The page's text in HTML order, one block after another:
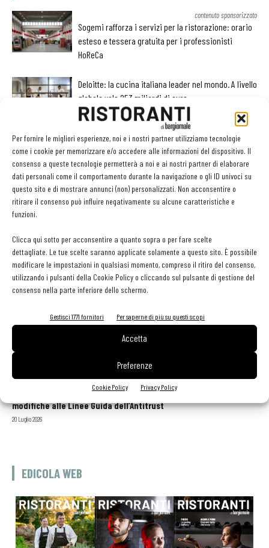
Per fornire le migliori esperienze, noi e i nostri partner utilizziamo tecnologie
come i cookie per memorizzare e/o accedere alle informazioni del dispositivo. Il
consenso a queste tecnologie permetterà a noi e ai nostri partner di elaborare
dati personali come il comportamento durante la navigazione o gli ID univoci su
questo sito e di mostrare annunci (non) personalizzati. Non acconsentire o
ritirare il consenso può influire negativamente su alcune caratteristiche e
funzioni.
Clicca qui sotto per acconsentire a quanto sopra o per fare scelte
dettagliate. Le tue scelte saranno applicate solamente a questo sito. È possibile
modificare le impostazioni in qualsiasi momento, compreso il ritiro del consenso,
utilizzando i pulsanti della Cookie Policy o cliccando sul pulsante di gestione del
consenso nella parte inferiore dello schermo.
Gestisci 1771 fornitori Per saperne di più su questi scopi
Accetta
Preferenze
Cookie Policy Privacy Policy
contenuto sponsorizzato
Sogemi rafforza i servizi per la ristorazione: orario
esteso e tessera gratuita per i professionisti
HoReCa
Deloitte: la cucina italiana leader nel mondo. A livello
globale vale 253 miliardi di euro
Al Castello di Casole debutta “Territori”: Daniele Sera
inaugura il progetto con Norbert Niederkofler
GLI ARTICOLI PIÙ LETTI
Sogemi rafforza i servizi per la ristorazione: orario esteso e
tessera gratuita per i professionisti HoReCa
Aperti per ferie. Buoni indirizzi da Nord a Sud per godersi le
vacanze (o da scorprire se si è in vacanza)
Recensioni online, Fipe e le associazioni del turismo chiedono
modifiche alle Linee Guida dell’Antitrust
20 Luglio 2026
EDICOLA WEB